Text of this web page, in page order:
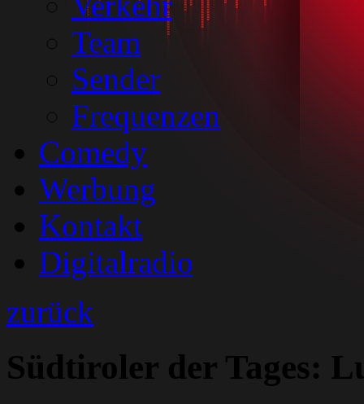
Team
Sender
Frequenzen
Comedy
Werbung
Kontakt
Digitalradio
zurück
Südtiroler der Tages: